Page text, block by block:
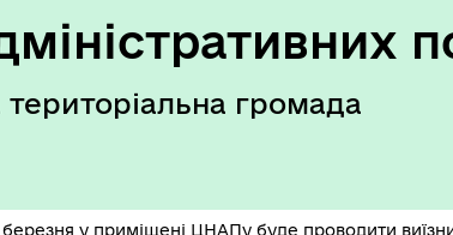
громада
у приміщені ЦНАПу буде проводити